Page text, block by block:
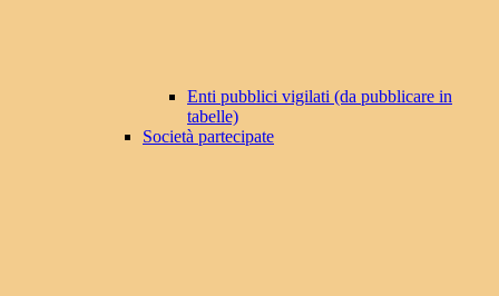
Enti pubblici vigilati (da pubblicare in
tabelle)
Società partecipate